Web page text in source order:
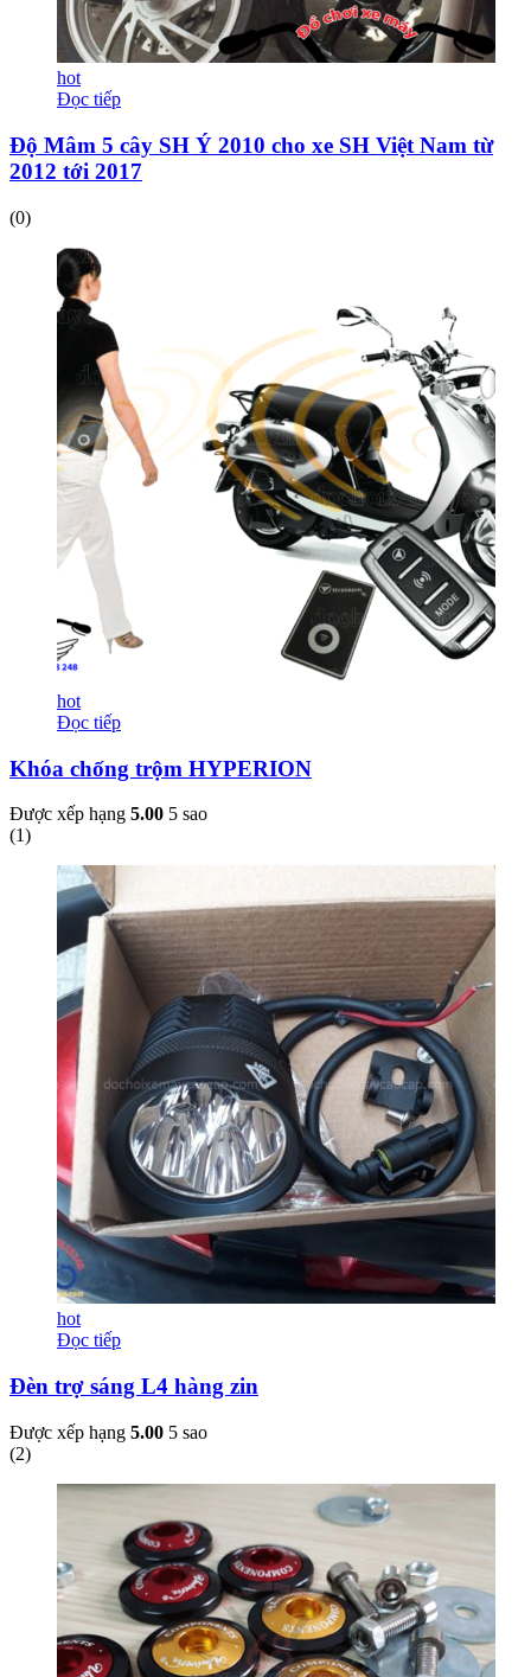
hot
Đọc tiếp
Độ Mâm 5 cây SH Ý 2010 cho xe SH Việt Nam từ
2012 tới 2017
(0)
hot
Đọc tiếp
Khóa chống trộm HYPERION
Được xếp hạng 5.00 5 sao
(1)
hot
Đọc tiếp
Đèn trợ sáng L4 hàng zin
Được xếp hạng 5.00 5 sao
(2)